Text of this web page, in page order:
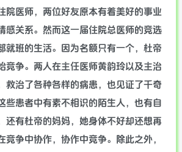
院医师，两位好友原本有着美好的事业
感关系。然而这一届住院总医师的竞选
就班的生活。因为名额只有一个，杜帝
竞争。两人在主任医师黄韵玲以及主治
救治了各种各样的病患，也见证了千奇
些患者中有素不相识的陌生人，也有自
还有杜帝的妈妈，她身体不好却还想再
竞争中协作，协作中竞争。除此之外，